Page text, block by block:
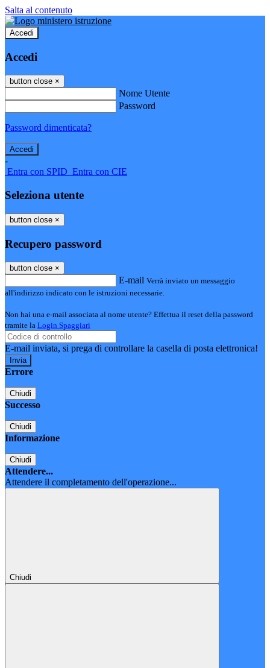
Salta al contenuto
Accedi
Accedi
button close ×
Nome Utente
Password
Password dimenticata?
-
Entra con SPID Entra con CIE
Seleziona utente
button close ×
Recupero password
button close ×
E-mail Verrà inviato un messaggio
all'indirizzo indicato con le istruzioni necessarie.
Non hai una e-mail associata al nome utente? Effettua il reset della password
tramite la Login Spaggiari
E-mail inviata, si prega di controllare la casella di posta elettronica!
Errore
Chiudi
Successo
Chiudi
Informazione
Chiudi
Attendere...
Attendere il completamento dell'operazione...
Chiudi